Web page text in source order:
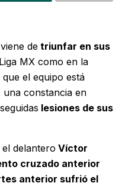
viene de triunfar en sus
MX como en la
el equipo está
constancia en
lesiones de sus
delantero Víctor
cruzado anterior
anterior sufrió el